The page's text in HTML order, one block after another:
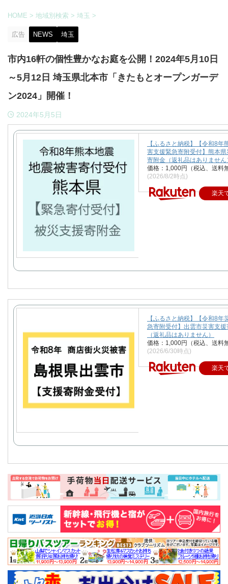
HOME > 地域別検索 > 埼玉 >
広告 NEWS 埼玉
市内16軒の個性豊かなお庭を公開！2024年5月10日
～5月12日 埼玉県北本市「きたもとオープンガーデ
ン2024」開催！
2024年5月5日
【ふるさと納税】【令和8年
害支援緊急寄附受付】熊本県
寄附金（返礼品はありません
価格：1,000円（税込、送料
(2026/8/2時点)
楽天
【ふるさと納税】【令和8年
急寄附受付】出雲市災害支援
（返礼品はありません）
価格：1,000円（税込、送料
(2026/6/30時点)
楽天